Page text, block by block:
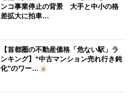
ンコ事業停止の背景 大手と中小の格
差拡大に拍車…
【首都圏の不動産価格「危ない駅」ラ
ンキング】“中古マンション売れ行き鈍
化”のワー…